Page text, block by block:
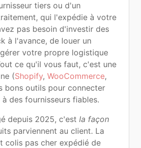
tiers ou d'un
qui l'expédie à votre
pas besoin d'investir des
à l'avance, de louer un
votre propre logistique
ce qu'il vous faut, c'est une
(Shopify, WooCommerce,
bons outils pour connecter
des fournisseurs fiables.
depuis 2025, c'est la façon
parviennent au client. La
colis pas cher expédié de